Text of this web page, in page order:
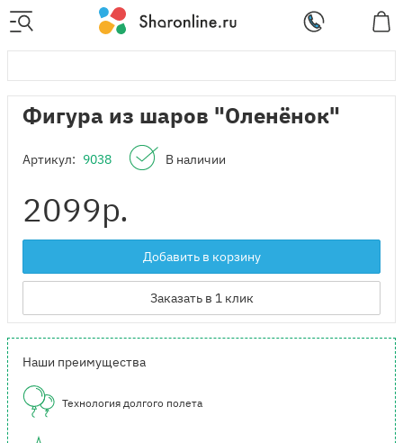
Фигура из шаров "Оленёнок"
Артикул: 9038 В наличии
2099р.
Добавить в корзину
Заказать в 1 клик
Наши преимущества
Технология долгого полета